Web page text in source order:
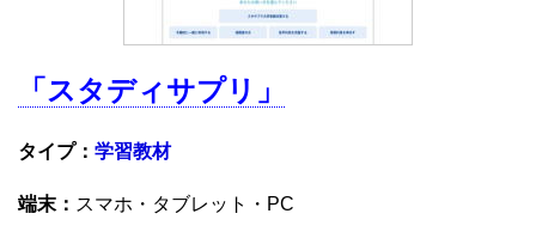
「スタディサプリ」
タイプ： 学習教材
端末： スマホ・タブレット・PC